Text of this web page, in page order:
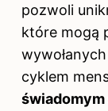
pozwoli
które mogą
cyklem